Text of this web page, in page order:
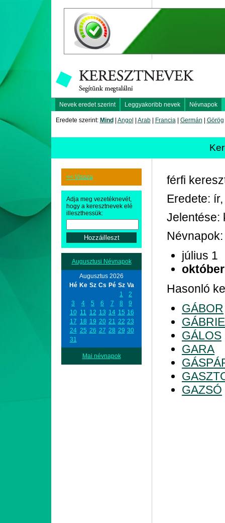
Nevek eredet szerint Leggyakoribb nevek Névnapok
Eredete szerint: Mind Angol Arab| Francia| Germán Görög
<< Vissza
Adja meg vezetéknevét,
hogy a keresztnevek elé
illeszthessük:
Augusztusi Névnapok
Augusztus 2026
Hé Ke Sz Cs Pé Sz Va
1
2
3
4 5 6 7 8
9
10 11 12 13 14 15 16
17 18 19 20 21 22 23
24 25 26 27 28 29 30
31
Mai névnapok
férfi
Eredete:
Jelentése:
Névnapok:
július 1
Hasonló
GÁBOR
GÁLOS
GARA
GAZSÓ